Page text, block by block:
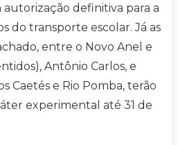
autorização definitiva para a
do transporte escolar. Já as
entre o Novo Anel e
Antônio Carlos, e
Caetés e Rio Pomba, terão
experimental até 31 de